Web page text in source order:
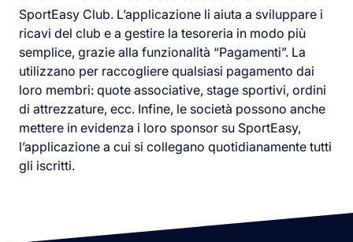
SportEasy Club. L’applicazione li aiuta a sviluppare i
ricavi del club e a gestire la tesoreria in modo più
semplice, grazie alla funzionalità “Pagamenti”. La
utilizzano per raccogliere qualsiasi pagamento dai
loro membri: quote associative, stage sportivi, ordini
di attrezzature, ecc. Infine, le società possono anche
mettere in evidenza i loro sponsor su SportEasy,
l’applicazione a cui si collegano quotidianamente tutti
gli iscritti.